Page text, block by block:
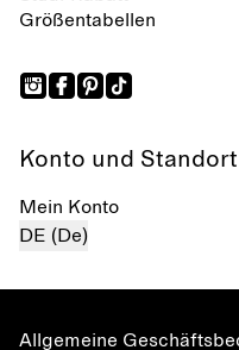
Größentabellen
Konto und Standort
Mein Konto
DE (De)
Allgemeine